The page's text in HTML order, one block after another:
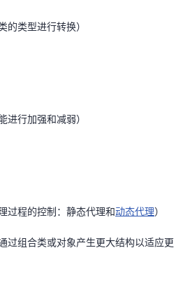
的类型进行转换）
进行加强和减弱）
过程的控制：静态代理和动态代理）
过组合类或对象产生更大结构以适应更